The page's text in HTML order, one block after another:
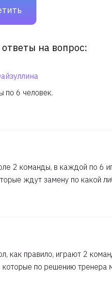
на вопрос:
по 6 человек.
2 команды, в каждой по 6
ждут замену по какой
как правило, играют 2
которые по решению тренера